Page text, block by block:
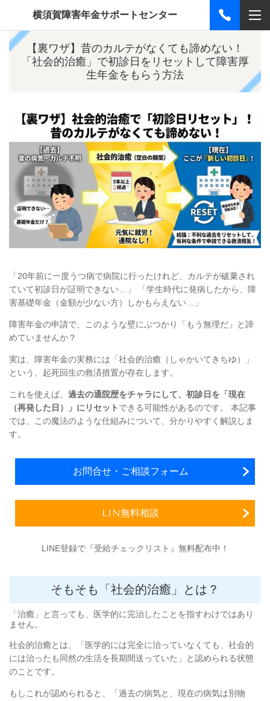
横須賀障害年金サポートセンター
【裏ワザ】昔のカルテがなくても諦めない！
「社会的治癒」で初診日をリセットして障害厚
生年金をもらう方法
「20年前に一度うつ病で病院に行ったけれど、カルテが破棄され
ていて初診日が証明できない…」 「学生時代に発病したから、障
害基礎年金（金額が少ない方）しかもらえない…」
障害年金の申請で、このような壁にぶつかり「もう無理だ」と諦
めていませんか？
実は、障害年金の実務には「社会的治癒（しゃかいてきちゆ）」
という、起死回生の救済措置が存在します。
これを使えば、 過去の通院歴をチャラにして、初診日を「現在
（再発した日）」にリセット できる可能性があるのです。 本記事
では、この魔法のような仕組みについて、分かりやすく解説しま
す。
お問合せ・ご相談フォーム
LIN無料相談
LINE登録で『受給チェックリスト』無料配布中！
そもそも「社会的治癒」とは？
「治癒」と言っても、医学的に完治したことを指すわけではあり
ません。
社会的治癒とは、「医学的には完全に治っていなくても、社会的
には治ったも同然の生活を長期間送っていた」と認められる状態
のことです。
もしこれが認められると、「過去の病気と、現在の病気は別物